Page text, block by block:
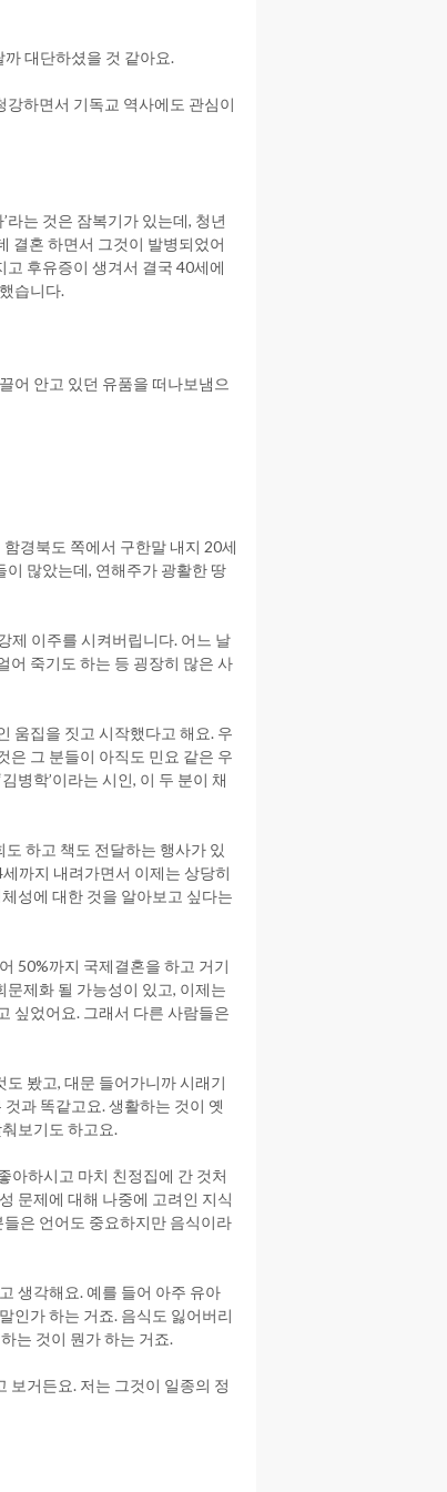
대단하셨을 것 같아요.
하면서 기독교 역사에도 관심이
라는 것은 잠복기가 있는데, 청년
결혼 하면서 그것이 발병되었어
후유증이 생겨서 결국 40세에
습니다.
어 안고 있던 유품을 떠나보냄으
경북도 쪽에서 구한말 내지 20세
많았는데, 연해주가 광활한 땅
제 이주를 시켜버립니다. 어느 날
어 죽기도 하는 등 굉장히 많은 사
움집을 짓고 시작했다고 해요. 우
은 그 분들이 아직도 민요 같은 우
병학’이라는 시인, 이 두 분이 채
하고 책도 전달하는 행사가 있
까지 내려가면서 이제는 상당히
성에 대한 것을 알아보고 싶다는
50%까지 국제결혼을 하고 거기
제화 될 가능성이 있고, 이제는
싶었어요. 그래서 다른 사람들은
봤고, 대문 들어가니까 시래기
과 똑같고요. 생활하는 것이 옛
보기도 하고요.
아하시고 마치 친정집에 간 것처
문제에 대해 나중에 고려인 지식
은 언어도 중요하지만 음식이라
생각해요. 예를 들어 아주 유아
인가 하는 거죠. 음식도 잃어버리
는 것이 뭔가 하는 거죠.
보거든요. 저는 그것이 일종의 정